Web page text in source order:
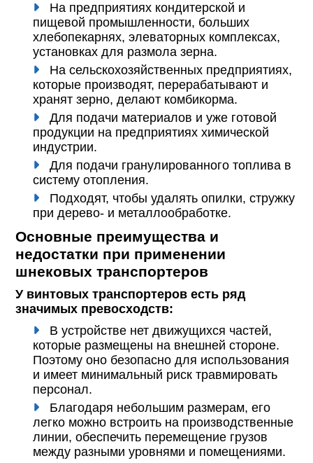
На предприятиях кондитерской и
пищевой промышленности, больших
хлебопекарнях, элеваторных комплексах,
установках для размола зерна.
На сельскохозяйственных предприятиях,
которые производят, перерабатывают и
хранят зерно, делают комбикорма.
Для подачи материалов и уже готовой
продукции на предприятиях химической
индустрии.
Для подачи гранулированного топлива в
систему отопления.
Подходят, чтобы удалять опилки, стружку
при дерево- и металлообработке.
Основные преимущества и
недостатки при применении
шнековых транспортеров
У винтовых транспортеров есть ряд
значимых превосходств:
В устройстве нет движущихся частей,
которые размещены на внешней стороне.
Поэтому оно безопасно для использования
и имеет минимальный риск травмировать
персонал.
Благодаря небольшим размерам, его
легко можно встроить на производственные
линии, обеспечить перемещение грузов
между разными уровнями и помещениями.